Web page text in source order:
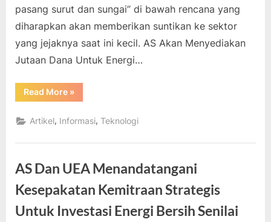
pasang surut dan sungai” di bawah rencana yang
diharapkan akan memberikan suntikan ke sektor
yang jejaknya saat ini kecil. AS Akan Menyediakan
Jutaan Dana Untuk Energi…
Read More“AS
Akan
Jutaan
Dana
Energi
Dan
Sistem
Arus
Sungai”
»
Artikel, Informasi,Teknologi
AS Dan UEA Menandatangani
Kesepakatan Kemitraan Strategis
Untuk Investasi Energi Bersih Senilai